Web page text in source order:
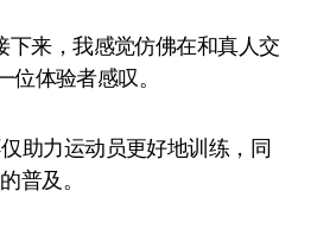
下来，我感觉仿佛在和真人交
位体验者感叹。
助力运动员更好地训练，同
普及。